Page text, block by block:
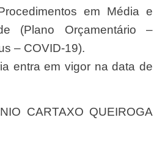
em Média e
(Plano Orçamentário –
– COVID-19).
entra em vigor na data de